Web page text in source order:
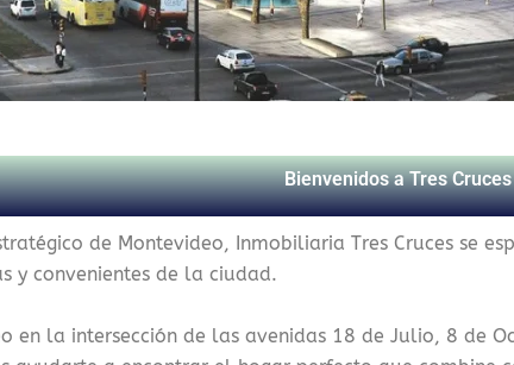
Bienvenidos a Tres
de Montevideo, Inmobiliaria Tres Cruces se
y convenientes de la ciudad.
en la intersección de las avenidas 18 de Julio, 8 de